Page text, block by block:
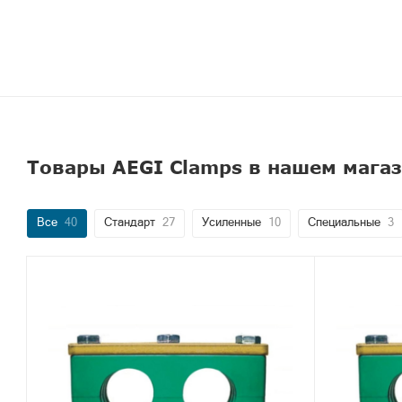
Товары AEGI Clamps в нашем
Все 40 Стандарт 27 Усиленные 10 Специальные 3